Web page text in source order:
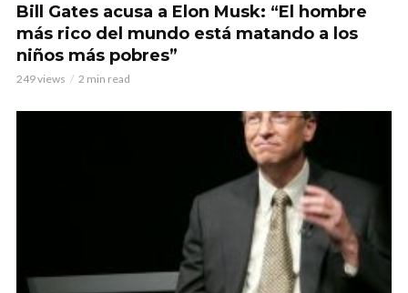
Bill Gates acusa a Elon Musk: “El hombre
más rico del mundo está matando a los
niños más pobres”
249 views 2 min read